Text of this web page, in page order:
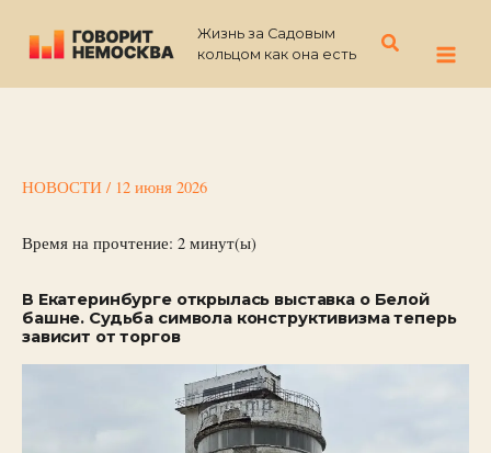
содержимому
Жизнь за Садовым
кольцом как она есть
Поиск
НОВОСТИ / 12 июня 2026
Время на прочтение: 2 минут(ы)
В Екатеринбурге открылась выставка о Белой
башне. Судьба символа конструктивизма теперь
зависит от торгов